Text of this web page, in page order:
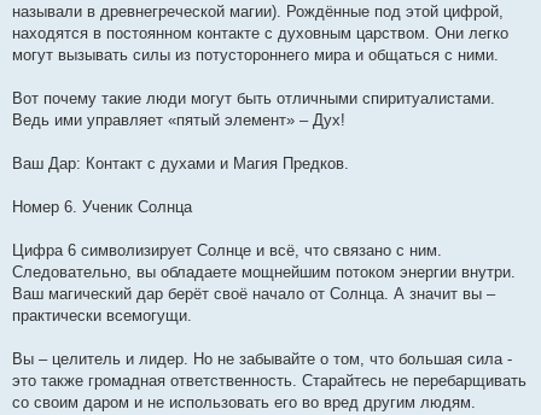
называли в древнегреческой магии). Рождённые под этой цифрой,
находятся в постоянном контакте с духовным царством. Они легко
могут вызывать силы из потустороннего мира и общаться с ними.
Вот почему такие люди могут быть отличными спиритуалистами.
Ведь ими управляет «пятый элемент» – Дух!
Ваш Дар: Контакт с духами и Магия Предков.
Номер 6. Ученик Солнца
Цифра 6 символизирует Солнце и всё, что связано с ним.
Следовательно, вы обладаете мощнейшим потоком энергии внутри.
Ваш магический дар берёт своё начало от Солнца. А значит вы –
практически всемогущи.
Вы – целитель и лидер. Но не забывайте о том, что большая сила -
это также громадная ответственность. Старайтесь не перебарщивать
со своим даром и не использовать его во вред другим людям.